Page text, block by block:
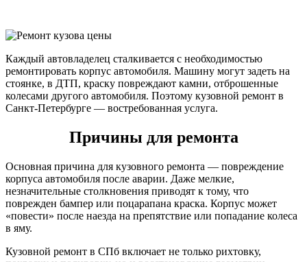
Каждый автовладелец сталкивается с необходимостью
ремонтировать корпус автомобиля. Машину могут задеть на
стоянке, в ДТП, краску повреждают камни, отброшенные
колесами другого автомобиля. Поэтому кузовной ремонт в
Санкт-Петербурге — востребованная услуга.
Причины для ремонта
Основная причина для кузовного ремонта — повреждение
корпуса автомобиля после аварии. Даже мелкие,
незначительные столкновения приводят к тому, что
поврежден бампер или поцарапана краска. Корпус может
«повести» после наезда на препятствие или попадание колеса
в яму.
Кузовной ремонт в СПб включает не только рихтовку,